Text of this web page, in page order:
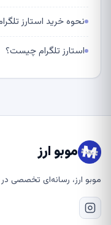
نحوه خرید استارز
استارز تلگرام چیست؟
موبو ارز
موبو ارز، رسانه‌ای تخصصی